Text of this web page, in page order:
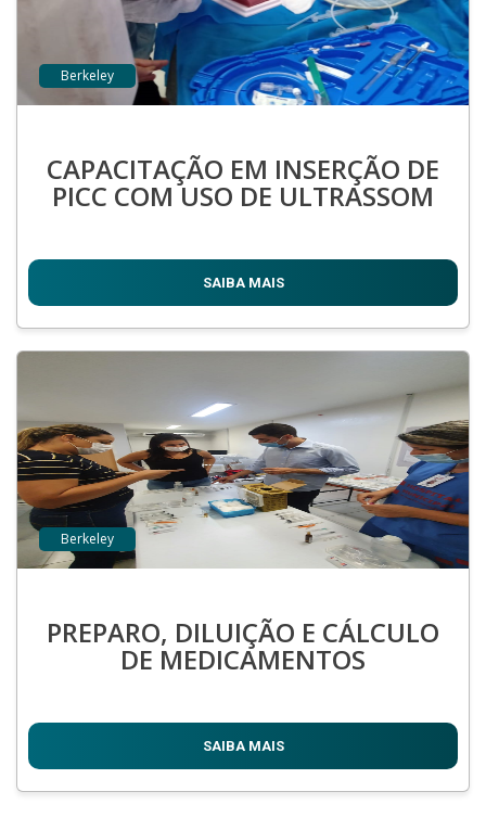
Berkeley
CAPACITAÇÃO EM INSERÇÃO DE
PICC COM USO DE ULTRASSOM
SAIBA MAIS
Berkeley
PREPARO, DILUIÇÃO E CÁLCULO
DE MEDICAMENTOS
SAIBA MAIS